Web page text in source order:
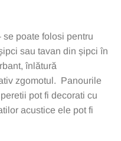
poate folosi pentru
sau tavan din șipci în
înlătură
zgomotul. Panourile
pot fi decorati cu
acustice ele pot fi